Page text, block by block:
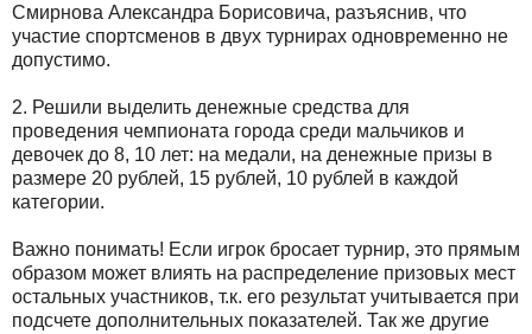
Смирнова Александра Борисовича, разъяснив, что
участие спортсменов в двух турнирах одновременно не
допустимо.
2. Решили выделить денежные средства для
проведения чемпионата города среди мальчиков и
девочек до 8, 10 лет: на медали, на денежные призы в
размере 20 рублей, 15 рублей, 10 рублей в каждой
категории.
Важно понимать! Если игрок бросает турнир, это прямым
образом может влиять на распределение призовых мест
остальных участников, т.к. его результат учитывается при
подсчете дополнительных показателей. Так же другие